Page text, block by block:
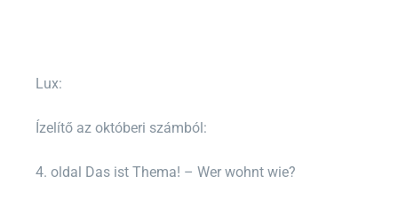
Lux:
Ízelítő az októberi számból:
4. oldal Das ist Thema! – Wer wohnt wie?